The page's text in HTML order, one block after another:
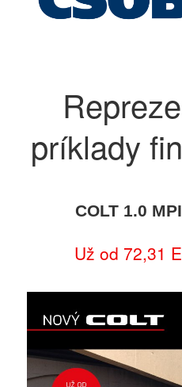
príklady
COLT 1.0
Už od 72,31